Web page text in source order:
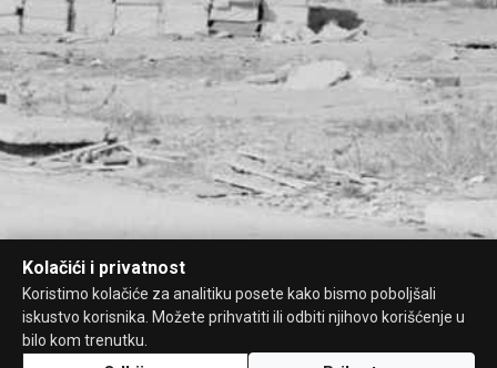
Kolačići i privatnost
Koristimo kolačiće za analitiku posete kako bismo poboljšali
iskustvo korisnika. Možete prihvatiti ili odbiti njihovo korišćenje u
bilo kom trenutku.